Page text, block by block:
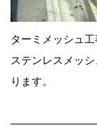
ターミメッシュ工
ステンレスメッ
ります。